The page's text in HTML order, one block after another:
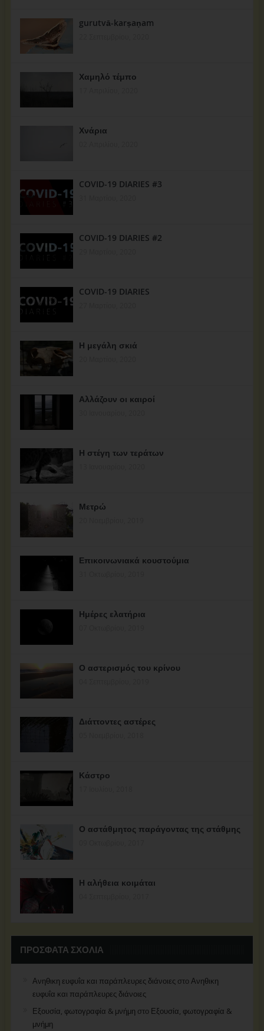
gurutvā-karṣaṇam
Χαμηλό τέμπο
Χνάρια
COVID-19 DIARIES #3
COVID-19 DIARIES #2
COVID-19 DIARIES
Η μεγάλη σκιά
Αλλάζουν οι καιροί
Η στέγη των τεράτων
Μετρώ
Επικοινωνιακά κουστούμια
Ημέρες ελατήρια
Ο αστερισμός του κρίνου
Διάττοντες αστέρες
Κάστρο
Ο αστάθμητος παράγοντας της στάθμης
Η αλήθεια κοιμάται
ΠΡΌΣΦΑΤΑ ΣΧΌΛΙΑ
Ανηθικη ευφυΐα και παράπλευρες διάνοιες στοΑνηθικη
ευφυΐα και παράπλευρες διάνοιες
Εξουσία, φωτογραφία & μνήμη στο Εξουσία, φωτογραφία &
μνήμη